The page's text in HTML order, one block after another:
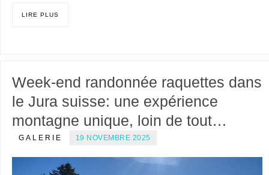
LIRE PLUS
Week-end randonnée raquettes dans
le Jura suisse: une expérience
montagne unique, loin de tout…
GALERIE 19 NOVEMBRE 2025